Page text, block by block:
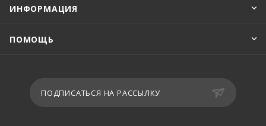
ИНФОРМАЦИЯ
ПОМОЩЬ
ПОДПИСАТЬСЯ НА РАССЫЛКУ